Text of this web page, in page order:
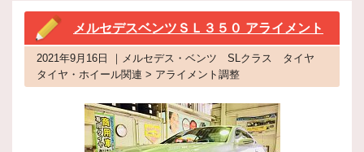
メルセデスベンツＳＬ３５０ アライメント
2021年9月16日 ｜メルセデス・ベンツ SLクラス タイヤ
タイヤ・ホイール関連 > アライメント調整